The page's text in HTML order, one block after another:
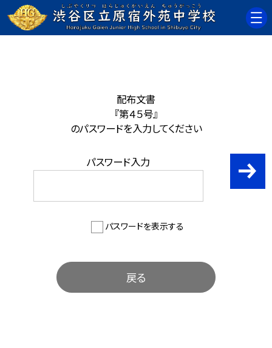
配布文書
『第４５号』
のパスワードを入力してください
パスワード入力
パスワードを表示する
戻る